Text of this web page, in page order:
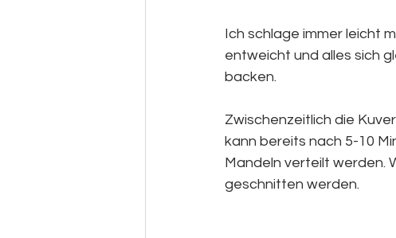
Ich schlage immer leicht
entweicht und alles sich
backen.
Zwischenzeitlich die
kann bereits nach 5-10
Mandeln verteilt werden.
geschnitten werden.